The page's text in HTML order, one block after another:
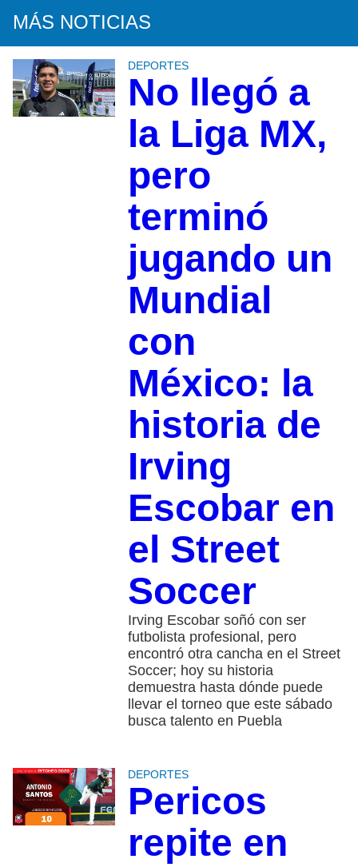
MÁS NOTICIAS
DEPORTES
No llegó a
la Liga MX,
pero
terminó
jugando un
Mundial
con
México: la
historia de
Irving
Escobar en
el Street
Soccer
Irving Escobar soñó con ser
futbolista profesional, pero
encontró otra cancha en el Street
Soccer; hoy su historia
demuestra hasta dónde puede
llevar el torneo que este sábado
busca talento en Puebla
DEPORTES
Pericos
repite en